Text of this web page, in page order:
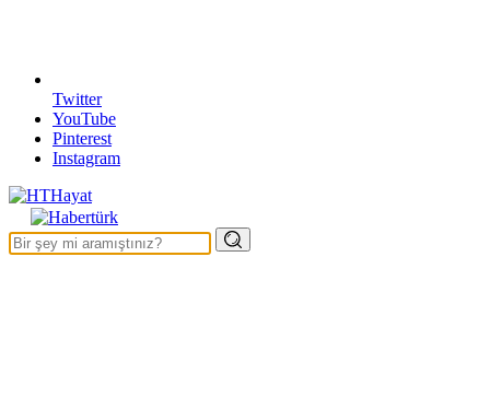
Twitter
YouTube
Pinterest
Instagram